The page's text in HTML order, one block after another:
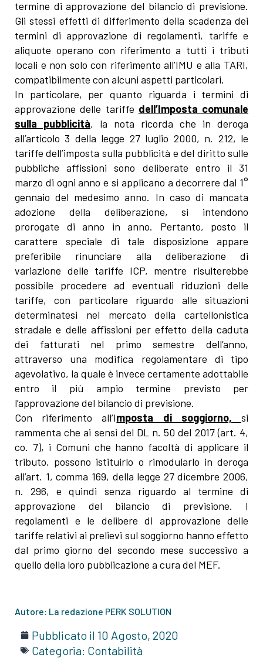
termine di approvazione del bilancio di previsione.
Gli stessi effetti di differimento della scadenza dei
termini di approvazione di regolamenti, tariffe e
aliquote operano con riferimento a tutti i tributi
locali e non solo con riferimento all’IMU e alla TARI,
compatibilmente con alcuni aspetti particolari.
In particolare, per quanto riguarda i termini di
approvazione delle tariffe dell’Imposta comunale
sulla pubblicità, la nota ricorda che in deroga
all’articolo 3 della legge 27 luglio 2000, n. 212, le
tariffe dell’imposta sulla pubblicità e del diritto sulle
pubbliche affissioni sono deliberate entro il 31
marzo di ogni anno e si applicano a decorrere dal 1°
gennaio del medesimo anno. In caso di mancata
adozione della deliberazione, si intendono
prorogate di anno in anno. Pertanto, posto il
carattere speciale di tale disposizione appare
preferibile rinunciare alla deliberazione di
variazione delle tariffe ICP, mentre risulterebbe
possibile procedere ad eventuali riduzioni delle
tariffe, con particolare riguardo alle situazioni
determinatesi nel mercato della cartellonistica
stradale e delle affissioni per effetto della caduta
dei fatturati nel primo semestre dell’anno,
attraverso una modifica regolamentare di tipo
agevolativo, la quale è invece certamente adottabile
entro il più ampio termine previsto per
l’approvazione del bilancio di previsione.
Con riferimento all’Imposta di soggiorno,si
rammenta che ai sensi del DL n. 50 del 2017 (art. 4,
co. 7), i Comuni che hanno facoltà di applicare il
tributo, possono istituirlo o rimodularlo in deroga
all’art. 1, comma 169, della legge 27 dicembre 2006,
n. 296, e quindi senza riguardo al termine di
approvazione del bilancio di previsione. I
regolamenti e le delibere di approvazione delle
tariffe relativi ai prelievi sul soggiorno hanno effetto
dal primo giorno del secondo mese successivo a
quello della loro pubblicazione a cura del MEF.
Autore: La redazione PERK SOLUTION
Pubblicato il 10 Agosto, 2020
Categoria: Contabilità